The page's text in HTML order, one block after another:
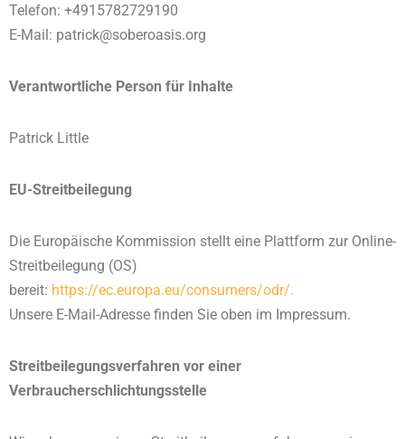
Telefon: +4915782729190
E-Mail: patrick@soberoasis.org
Verantwortliche Person für Inhalte
Patrick Little
EU-Streitbeilegung
Die Europäische Kommission stellt eine Plattform zur Online-
Streitbeilegung (OS)
bereit: https://ec.europa.eu/consumers/odr/.
Unsere E-Mail-Adresse finden Sie oben im Impressum.
Streitbeilegungsverfahren vor einer
Verbraucherschlichtungsstelle